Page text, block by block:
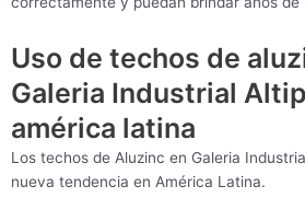
Uso de techos de
Galeria Industrial
américa latina
Los techos de Aluzinc en Galeria
nueva tendencia en América Latina.